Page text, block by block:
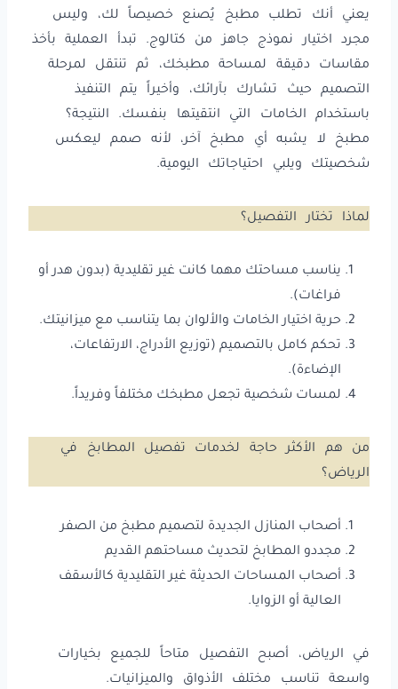
يعني أنك تطلب مطبخ يُصنع خصيصاً لك، وليس
مجرد اختيار نموذج جاهز من كتالوج. تبدأ العملية بأخذ
مقاسات دقيقة لمساحة مطبخك، ثم تنتقل لمرحلة
التصميم حيث تشارك بآرائك، وأخيراً يتم التنفيذ
باستخدام الخامات التي انتقيتها بنفسك. النتيجة؟
مطبخ لا يشبه أي مطبخ آخر، لأنه صمم ليعكس
شخصيتك ويلبي احتياجاتك اليومية.
لماذا تختار التفصيل؟
يناسب مساحتك مهما كانت غير تقليدية (بدون هدر أو
فراغات).
حرية اختيار الخامات والألوان بما يتناسب مع ميزانيتك.
تحكم كامل بالتصميم (توزيع الأدراج، الارتفاعات،
الإضاءة).
لمسات شخصية تجعل مطبخك مختلفاً وفريداً.
من هم الأكثر حاجة لخدمات تفصيل المطابخ في
الرياض؟
أصحاب المنازل الجديدة لتصميم مطبخ من الصفر
مجددو المطابخ لتحديث مساحتهم القديم
أصحاب المساحات الحديثة غير التقليدية كالأسقف
العالية أو الزوايا.
في الرياض، أصبح التفصيل متاحاً للجميع بخيارات
واسعة تناسب مختلف الأذواق والميزانيات.